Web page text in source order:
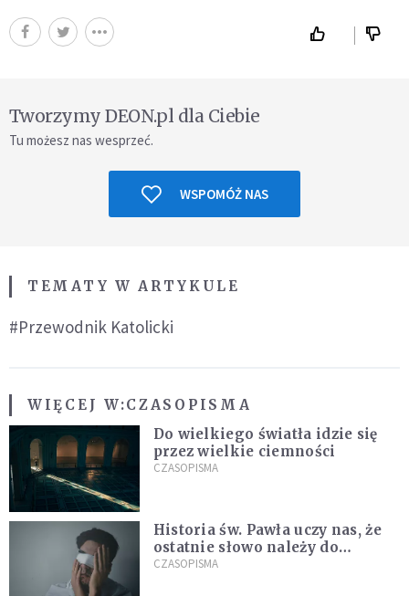
Tworzymy DEON.pl dla Ciebie
Tu możesz nas wesprzeć.
WSPOMÓŻ NAS
TEMATY W ARTYKULE
#Przewodnik Katolicki
WIĘCEJ W:CZASOPISMA
Do wielkiego światła idzie się
przez wielkie ciemności
CZASOPISMA
Historia św. Pawła uczy nas, że
ostatnie słowo należy do
światła, a nie do ciemności
CZASOPISMA